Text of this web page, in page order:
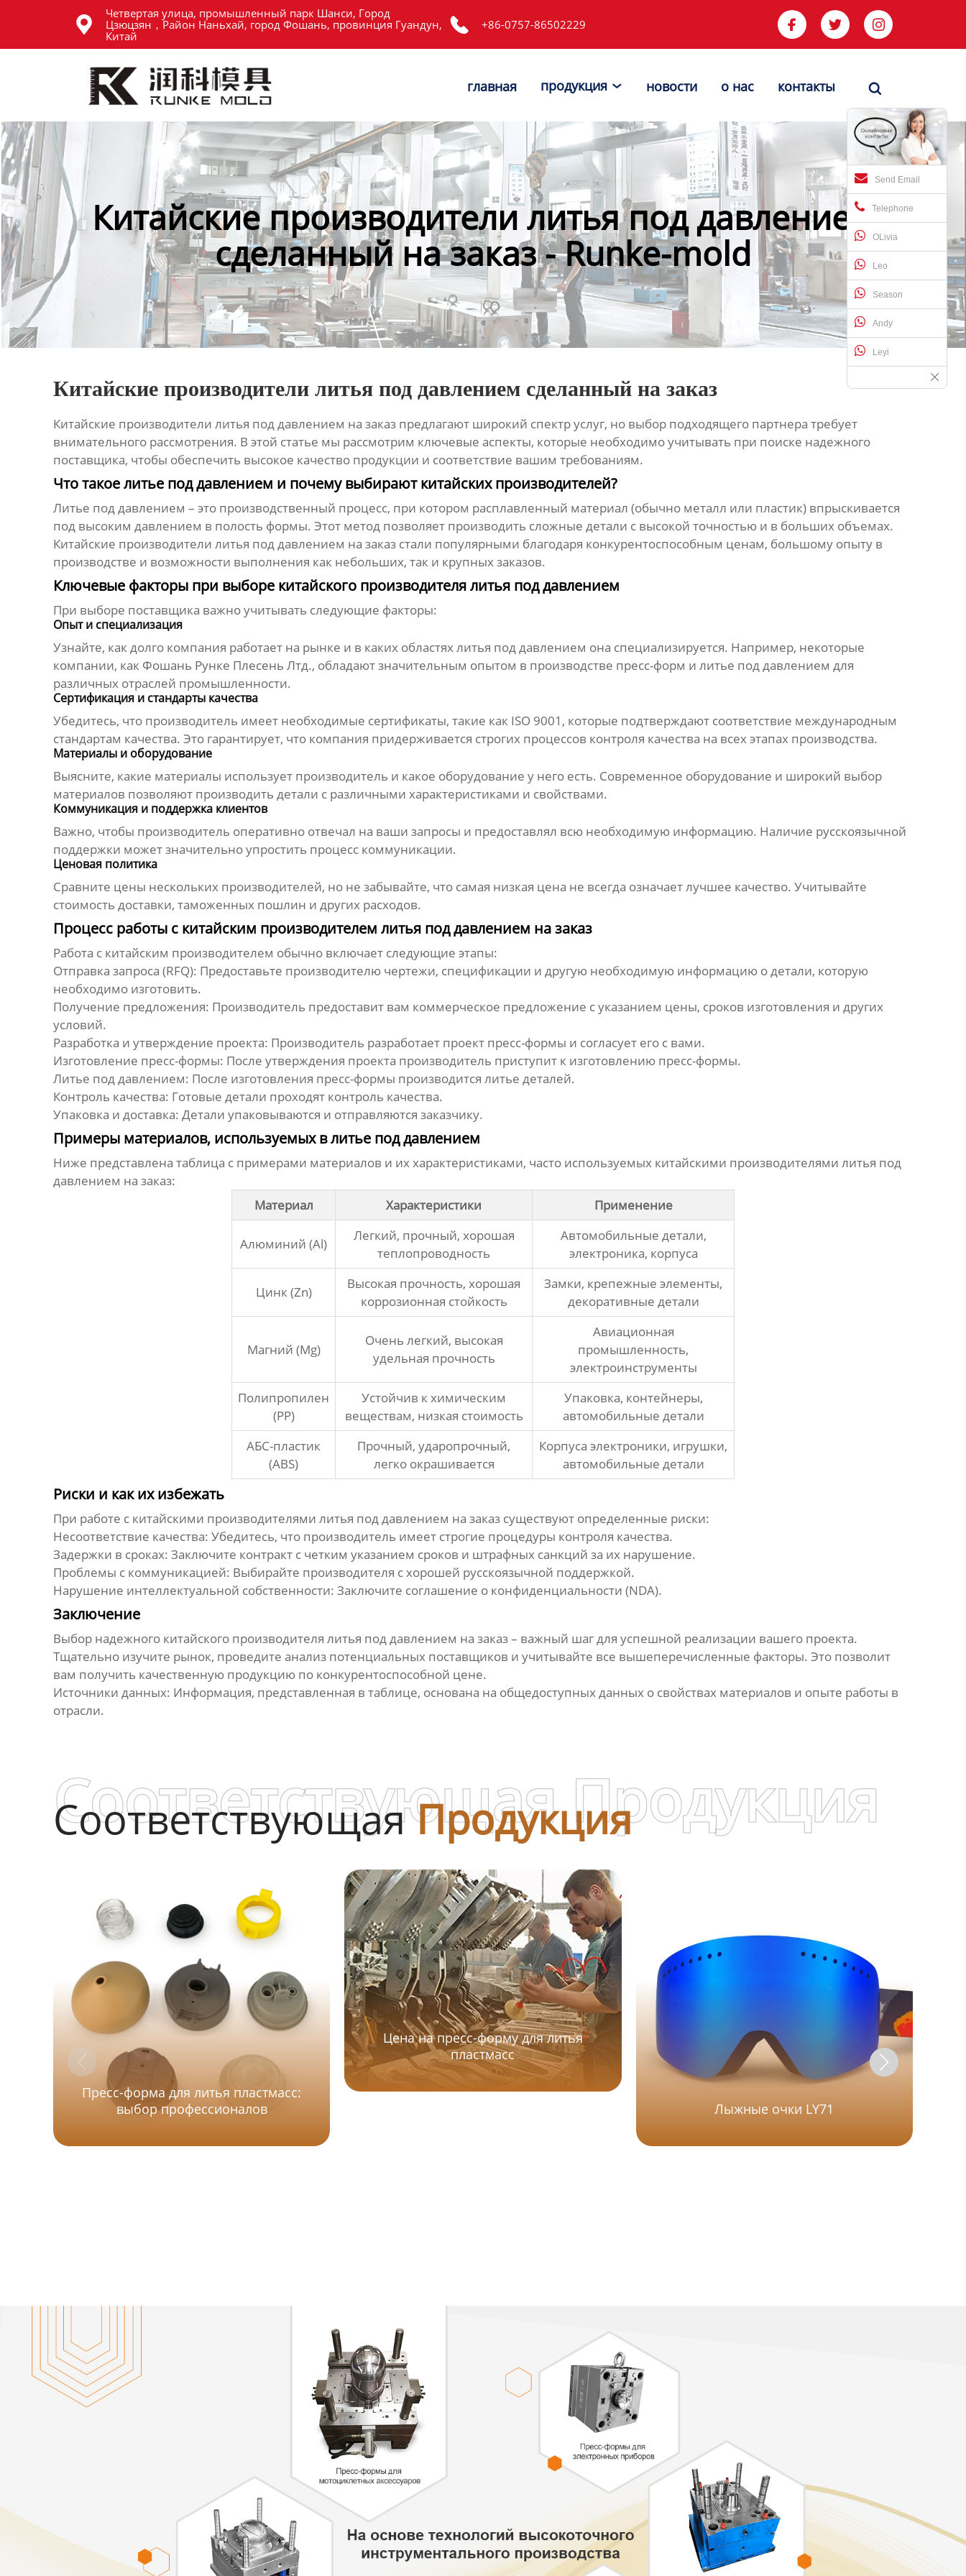

Четвертая улица, промышленный парк Шанси, Город
Цзюцзян，Район Наньхай, город Фошань, провинция Гуандун,
Китай
 +86-0757-86502229   
главная продукция  новости о нас контакты 
О нас
Контакты
Send Email
Telephone
OLivia
Leo
Season
Andy
Leyi
Китайские производители литья под давлением
сделанный на заказ - Runke-mold
Китайские производители литья под давлением сделанный на заказ
Китайские производители литья под давлением на заказпредлагают широкий спектр услуг, но выбор подходящего партнера требует
внимательного рассмотрения. В этой статье мы рассмотрим ключевые аспекты, которые необходимо учитывать при поиске надежного
поставщика, чтобы обеспечить высокое качество продукции и соответствие вашим требованиям.
Что такое литье под давлением и почему выбирают китайских производителей?
Литье под давлением – это производственный процесс, при котором расплавленный материал (обычно металл или пластик) впрыскивается
под высоким давлением в полость формы. Этот метод позволяет производить сложные детали с высокой точностью и в больших объемах.
Китайские производители литья под давлением на заказстали популярными благодаря конкурентоспособным ценам, большому опыту в
производстве и возможности выполнения как небольших, так и крупных заказов.
Ключевые факторы при выборе китайского производителя литья под давлением
При выборе поставщика важно учитывать следующие факторы:
Опыт и специализация
Узнайте, как долго компания работает на рынке и в каких областях литья под давлением она специализируется. Например, некоторые
компании, как Фошань Рунке Плесень Лтд., обладают значительным опытом в производстве пресс-форм и литье под давлением для
различных отраслей промышленности.
Сертификация и стандарты качества
Убедитесь, что производитель имеет необходимые сертификаты, такие как ISO 9001, которые подтверждают соответствие международным
стандартам качества. Это гарантирует, что компания придерживается строгих процессов контроля качества на всех этапах производства.
Материалы и оборудование
Выясните, какие материалы использует производитель и какое оборудование у него есть. Современное оборудование и широкий выбор
материалов позволяют производить детали с различными характеристиками и свойствами.
Коммуникация и поддержка клиентов
Важно, чтобы производитель оперативно отвечал на ваши запросы и предоставлял всю необходимую информацию. Наличие русскоязычной
поддержки может значительно упростить процесс коммуникации.
Ценовая политика
Сравните цены нескольких производителей, но не забывайте, что самая низкая цена не всегда означает лучшее качество. Учитывайте
стоимость доставки, таможенных пошлин и других расходов.
Процесс работы с китайским производителем литья под давлением на заказ
Работа с китайским производителем обычно включает следующие этапы:
Отправка запроса (RFQ): Предоставьте производителю чертежи, спецификации и другую необходимую информацию о детали, которую
необходимо изготовить.
Получение предложения: Производитель предоставит вам коммерческое предложение с указанием цены, сроков изготовления и других
условий.
Разработка и утверждение проекта: Производитель разработает проект пресс-формы и согласует его с вами.
Изготовление пресс-формы: После утверждения проекта производитель приступит к изготовлению пресс-формы.
Литье под давлением: После изготовления пресс-формы производится литье деталей.
Контроль качества: Готовые детали проходят контроль качества.
Упаковка и доставка: Детали упаковываются и отправляются заказчику.
Примеры материалов, используемых в литье под давлением
Ниже представлена таблица с примерами материалов и их характеристиками, часто используемых китайскими производителями литья под
давлением на заказ:
Материал
Характеристики Применение
Алюминий (Al)
Легкий, прочный, хорошая
теплопроводность
Автомобильные детали,
электроника, корпуса
Цинк (Zn)
Высокая прочность, хорошая
коррозионная стойкость
Замки, крепежные элементы,
декоративные детали
Магний (Mg)
Очень легкий, высокая
удельная прочность
Авиационная
промышленность,
электроинструменты
Полипропилен
(PP)
Устойчив к химическим
веществам, низкая стоимость
Упаковка, контейнеры,
автомобильные детали
АБС-пластик
(ABS)
Прочный, ударопрочный,
легко окрашивается
Корпуса электроники, игрушки,
автомобильные детали
Риски и как их избежать
При работе с китайскими производителями литья под давлением на заказсуществуют определенные риски:
Несоответствие качества: Убедитесь, что производитель имеет строгие процедуры контроля качества.
Задержки в сроках: Заключите контракт с четким указанием сроков и штрафных санкций за их нарушение.
Проблемы с коммуникацией: Выбирайте производителя с хорошей русскоязычной поддержкой.
Нарушение интеллектуальной собственности: Заключите соглашение о конфиденциальности (NDA).
Заключение
Выбор надежного китайского производителя литья под давлением на заказ– важный шаг для успешной реализации вашего проекта.
Тщательно изучите рынок, проведите анализ потенциальных поставщиков и учитывайте все вышеперечисленные факторы. Это позволит
вам получить качественную продукцию по конкурентоспособной цене.
Источники данных: Информация, представленная в таблице, основана на общедоступных данных о свойствах материалов и опыте работы в
отрасли.
СоответствующаяПродукция
Соответствующая Продукция
Пресс-форма для литья пластмасс:
выбор профессионалов
Цена на пресс-форму для литья
пластмасс
Лыжные очки LY71